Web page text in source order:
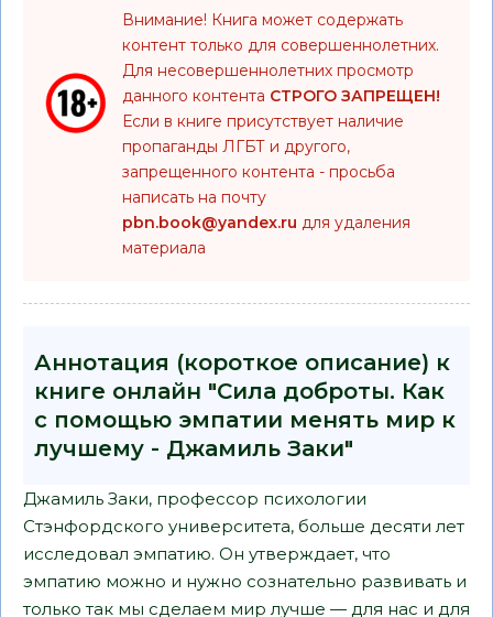
Внимание! Книга может содержать
контент только для совершеннолетних.
Для несовершеннолетних просмотр
данного контента СТРОГО ЗАПРЕЩЕН!
Если в книге присутствует наличие
пропаганды ЛГБТ и другого,
запрещенного контента - просьба
написать на почту
pbn.book@yandex.ru для удаления
материала
Аннотация (короткое описание) к
книге онлайн "Сила доброты. Как
с помощью эмпатии менять мир к
лучшему - Джамиль Заки"
Джамиль Заки, профессор психологии
Стэнфордского университета, больше десяти лет
исследовал эмпатию. Он утверждает, что
эмпатию можно и нужно сознательно развивать и
только так мы сделаем мир лучше — для нас и для